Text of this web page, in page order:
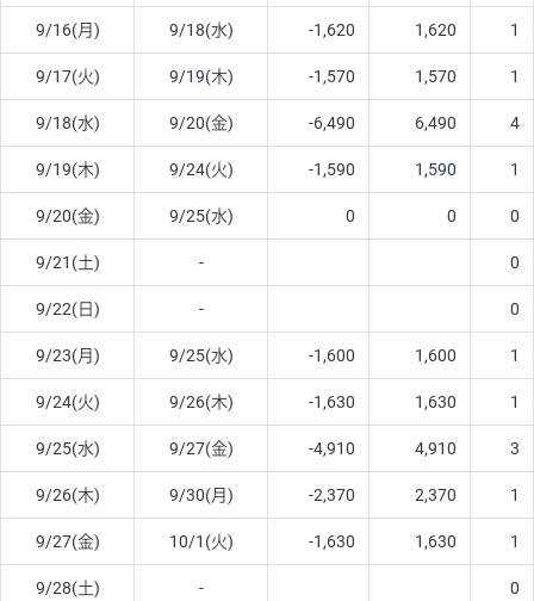
9/16(月) 9/18(水) -1,620 1,620 1
9/17(火) 9/19(木) -1,570 1,570 1
9/18(水) 9/20(金) -6,490 6,490 4
9/19(木) 9/24(火) -1,590 1,590 1
9/20(金) 9/25(水) 0 0 0
9/21(土) - 0
9/22(日) - 0
9/23(月) 9/25(水) -1,600 1,600 1
9/24(火) 9/26(木) -1,630 1,630 1
9/25(水) 9/27(金) -4,910 4,910 3
9/26(木) 9/30(月) -2,370 2,370 1
9/27(金) 10/1(火) -1,630 1,630 1
9/28(土) - 0